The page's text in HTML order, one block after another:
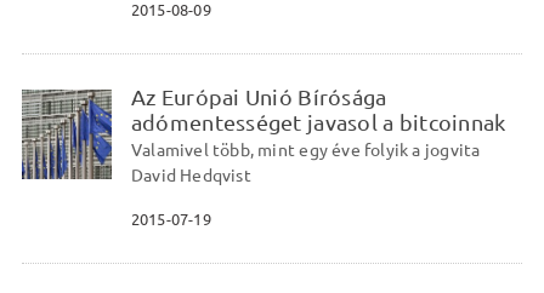
2015-08-09
Az Európai Unió Bírósága
adómentességet javasol a bitcoinnak
Valamivel több, mint egy éve folyik a jogvita
David Hedqvist
2015-07-19